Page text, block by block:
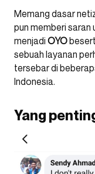
Memang dasar
pun memberi saran
menjadi OYO
sebuah layanan
tersebar di
Indonesia.
Yang